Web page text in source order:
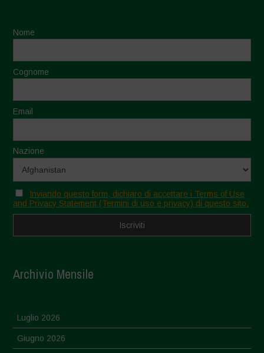
Nome
Cognome
Email
Nazione
Inviando questo form, dichiaro di accettare i Terms of Use
and Privacy Statement (Termini di uso e privacy) di questo sito.
Archivio Mensile
Luglio 2026
Giugno 2026